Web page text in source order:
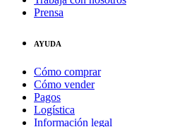
Prensa
AYUDA
Cómo comprar
Cómo vender
Pagos
Logística
Información legal